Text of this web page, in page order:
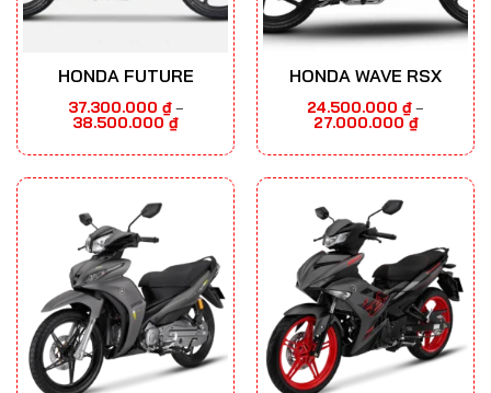
HONDA FUTURE
37.300.000 ₫ –
38.500.000 ₫Khoảng
37.300.000 ₫
38.500.000 ₫
HONDA WAVE RSX
24.500.000 ₫ –
27.000.000 ₫Khoảng
giá: